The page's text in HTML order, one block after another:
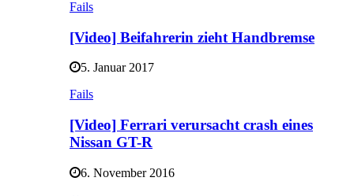
Fails
[Video] Beifahrerin zieht Handbremse
5. Januar 2017
Fails
[Video] Ferrari verursacht crash eines
Nissan GT-R
6. November 2016